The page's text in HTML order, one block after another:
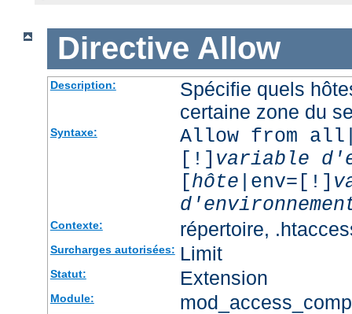
Directive Allow
Description:
Spécifie quels
certaine zone du
Syntaxe:
Allow from
[!] variable
[hôte |env=[!]
Contexte: répertoire,
Surcharges autorisées: Limit
Statut: Extension
Module: